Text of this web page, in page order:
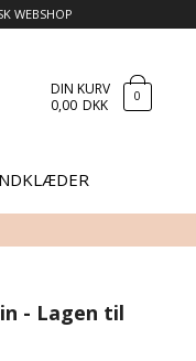
WEBSHOP
DIN KURV
0,00 DKK 0
- Lagen til